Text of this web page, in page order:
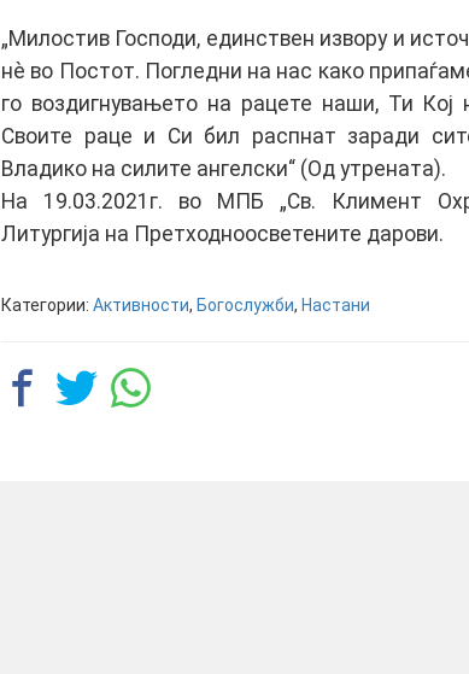
„Милостив Господи, единствен извору и
нè во Постот. Погледни на нас како
го воздигнувањето на рацете наши, Ти
Своите раце и Си бил распнат заради
Владико на силите ангелски“ (Од утрената).
На 19.03.2021г. во МПБ „Св. Климент
Литургија на Претходноосветените дарови.
Категории: Активности, Богослужби, Настани